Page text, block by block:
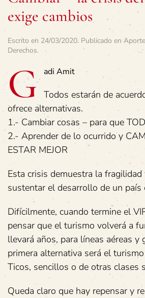
exige cambios
Escrito en 24/03/2020. Publicado en
Derechos.
G adi Amit
Todos estarán de
ofrece alternativas.
1.- Cambiar cosas – para que
2.- Aprender de lo ocurrido y
ESTAR MEJOR
Esta crisis demuestra la
sustentar el desarrollo de un país
Difícilmente, cuando termine el
pensar que el turismo volverá a
llevará años, para líneas aéreas y
primera alternativa será el
Ticos, sencillos o de otras clases
Queda claro que hay repensar y